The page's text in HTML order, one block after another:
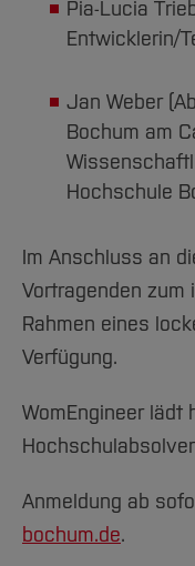
Pia-Lucia
Entwicklerin/
Jan Weber
Bochum am
Hochschule
Im Anschluss an
Vortragenden zum
Rahmen eines
Verfügung.
WomEngineer lädt
Anmeldung ab
bochum.de.